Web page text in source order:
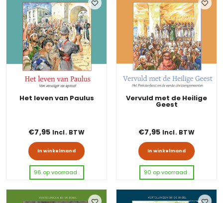
Het leven van Paulus
€7,95 Incl. BTW
In winkelmand
96 op voorraad .
Vervuld met de Heilige
Geest
€7,95 Incl. BTW
In winkelmand
90 op voorraad .